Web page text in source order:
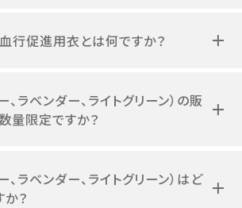
行促進用衣とは何ですか？
、ラベンダー、ライトグリーン）の販
量限定ですか？
、ラベンダー、ライトグリーン）はど
？